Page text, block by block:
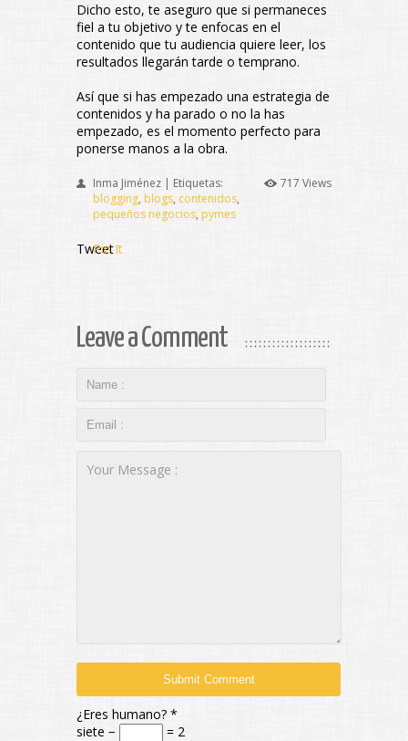
Dicho esto, te aseguro que si permaneces
fiel a tu objetivo y te enfocas en el
contenido que tu audiencia quiere leer, los
resultados llegarán tarde o temprano.
Así que si has empezado una estrategia de
contenidos y ha parado o no la has
empezado, es el momento perfecto para
ponerse manos a la obra.
Inma Jiménez | Etiquetas:
blogging, blogs, contenidos,
pequeños negocios, pymes
717 Views
Tweet
Pin It
Leave a Comment
¿Eres humano? *
siete −
= 2